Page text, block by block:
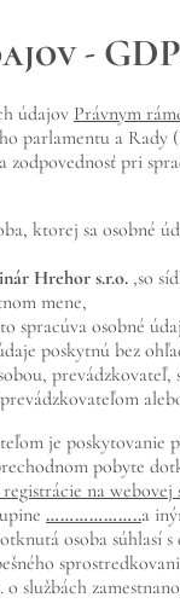
-
údajov Právnym
parlamentu a
pri
ktorej sa osobné
Hrehors.r.o. ,so
mene,
spracúva osobné
poskytnú bez
prevádzkovateľ,
je
pobyte
na webovej
………………..a
osoba
o službách